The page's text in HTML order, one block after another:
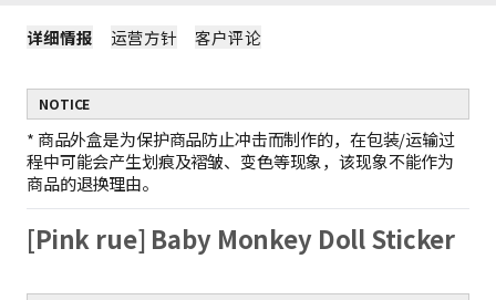
1 ZeroX商品不产生运费
（ZeroX商品免邮。）
2 只购买ZeroX商品时，产生最低运费
如果只购买ZeroX商品，运费按最轻商品的重量计算。
示例：1件ZeroX商品的运费 = 10件ZeroX商品的运费
3 购满399元ZeroX商品，免邮！
如果订单中仅包含价值399元及以上的ZeroX商品，则全单免邮！
详细情报 运营方针 客户评论
NOTICE
* 商品外盒是为保护商品防止冲击而制作的，在包装/运输过
程中可能会产生划痕及褶皱、变色等现象，该现象不能作为
商品的退换理由。
[Pink rue] Baby Monkey Doll Sticker